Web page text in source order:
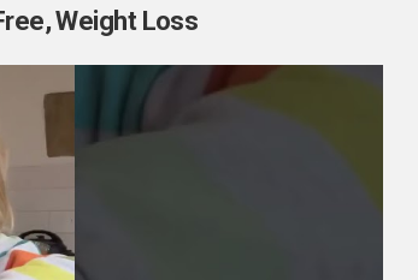
Weight Loss